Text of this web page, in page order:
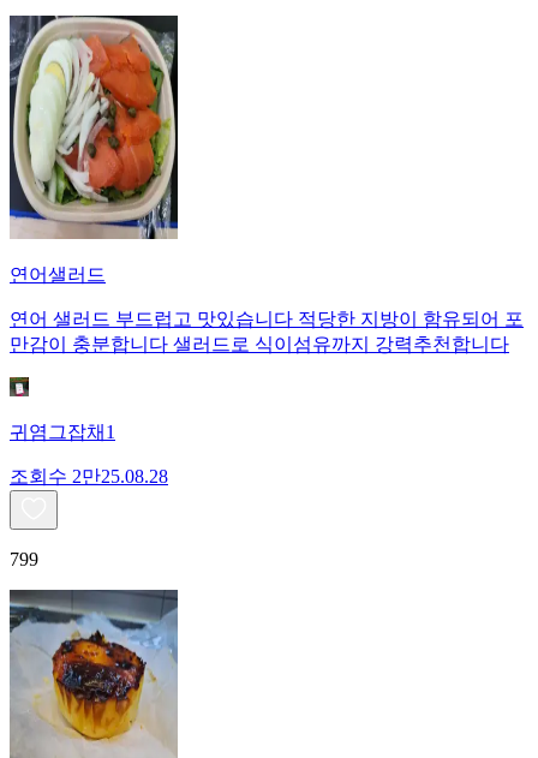
연어샐러드
연어 샐러드 부드럽고 맛있습니다 적당한 지방이 함유되어 포
만감이 충분합니다 샐러드로 식이섬유까지 강력추천합니다
귀염그잡채1
조회수 2만25.08.28
799